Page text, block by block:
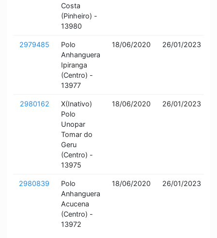
Costa
(Pinheiro) -
13980
2979485
Polo
Anhanguera
Ipiranga
(Centro) -
13977
18/06/2020 26/01/2023
2980162
X(Inativo)
Polo
Unopar
Tomar do
Geru
(Centro) -
13975
18/06/2020 26/01/2023
2980839
Polo
Anhanguera
Acucena
(Centro) -
13972
18/06/2020 26/01/2023